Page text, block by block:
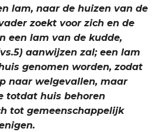
lam, naar de huizen van de
zoekt voor zich en de
een lam van de kudde,
aanwijzen zal; een lam
genomen worden, zodat
naar welgevallen, maar
totdat huis behoren
tot gemeenschappelijk